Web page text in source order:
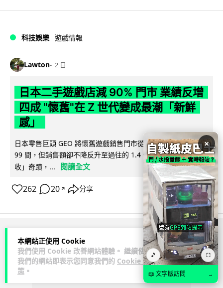
本網站正使用 Cookie
我們使用 Cookie 改善網站體驗。 繼續使用
我們的網站即表示您同意我們的 Cookie 政
策 。
科技娛樂 遊戲情報
Lawton 2 日
日本二手遊戲店減 90% 門市 業績反增
四成 "懷舊"在 Z 世代變成最潮「新鮮
感」
日本零售巨頭 GEO 將懷舊遊戲銷售門市從 1,000 間大幅減至
99 間，但銷售額卻不降反升至過往的 1.4 倍。做到「減店增
收」奇蹟，...
閱讀全文
262 20 ↗ 分享
ADVERTISEMENT
×
🎵 ⛶
📖 文字版訪問 →